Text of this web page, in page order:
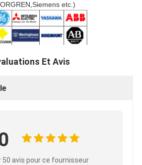
etc.)
Et Avis
50 avis pour ce fournisseur